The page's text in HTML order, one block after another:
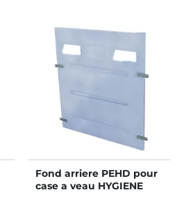
Fond arriere PEHD pour
case a veau HYGIENE